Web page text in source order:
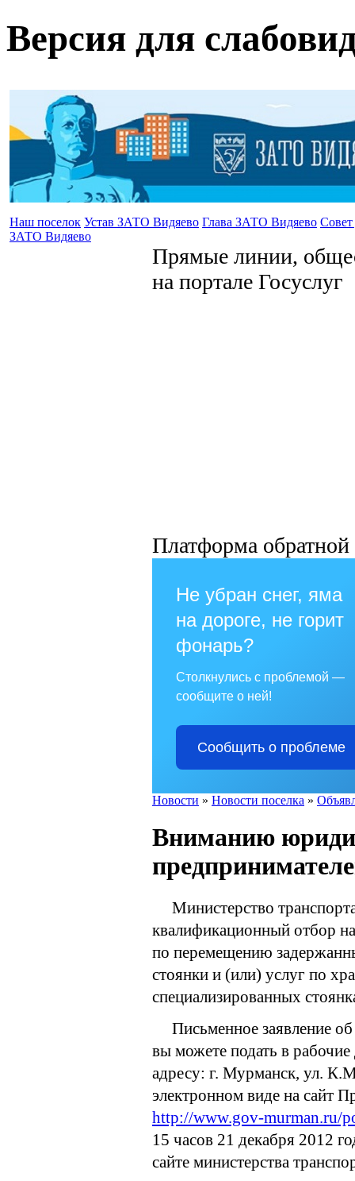
Версия для
Наш поселок Устав ЗАТО Видяево Глава ЗАТО Видяево
ЗАТО Видяево
Прямые линии,
на портале Госуслуг
Платформа обратной
Не убран снег, яма
на дороге, не горит
фонарь?
Столкнулись с проблемой —
сообщите о ней!
Сообщить о проблеме
Новости » Новости поселка »
Вниманию
Министерство
квалификационный отбор
по перемещению
стоянки и (или) услуг по
специализированных
Письменное заявление
вы можете подать в
адресу: г. Мурманск, ул.
электронном виде на сайт
http://www.gov-murman.ru/
15 часов 21 декабря 2012
сайте министерства